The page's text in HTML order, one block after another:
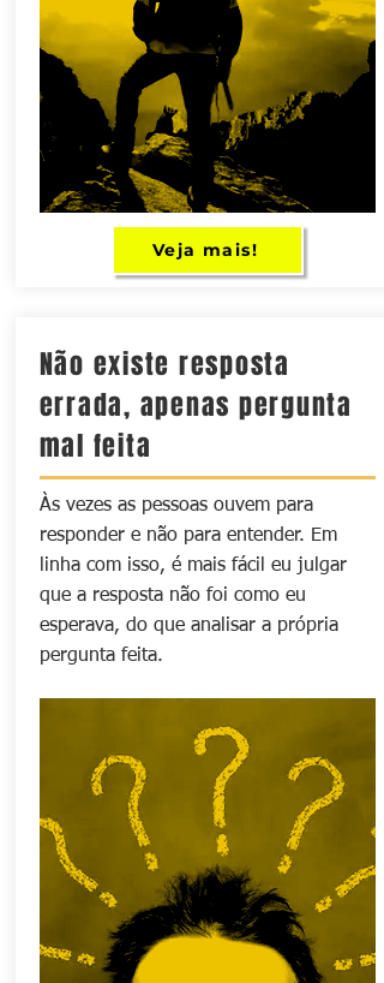
Veja mais!
Não existe resposta
errada, apenas pergunta
mal feita
Às vezes as pessoas ouvem para
responder e não para entender. Em
linha com isso, é mais fácil eu julgar
que a resposta não foi como eu
esperava, do que analisar a própria
pergunta feita.